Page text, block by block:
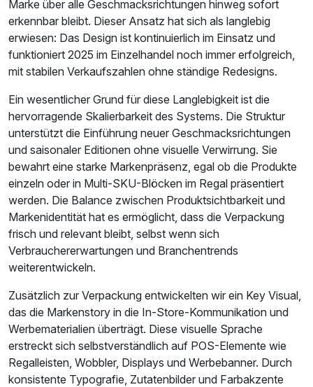
Marke über alle Geschmacksrichtungen hinweg sofort
erkennbar bleibt. Dieser Ansatz hat sich als langlebig
erwiesen: Das Design ist kontinuierlich im Einsatz und
funktioniert 2025 im Einzelhandel noch immer erfolgreich,
mit stabilen Verkaufszahlen ohne ständige Redesigns.
Ein wesentlicher Grund für diese Langlebigkeit ist die
hervorragende Skalierbarkeit des Systems. Die Struktur
unterstützt die Einführung neuer Geschmacksrichtungen
und saisonaler Editionen ohne visuelle Verwirrung. Sie
bewahrt eine starke Markenpräsenz, egal ob die Produkte
einzeln oder in Multi-SKU-Blöcken im Regal präsentiert
werden. Die Balance zwischen Produktsichtbarkeit und
Markenidentität hat es ermöglicht, dass die Verpackung
frisch und relevant bleibt, selbst wenn sich
Verbrauchererwartungen und Branchentrends
weiterentwickeln.
Zusätzlich zur Verpackung entwickelten wir ein Key Visual,
das die Markenstory in die In-Store-Kommunikation und
Werbematerialien überträgt. Diese visuelle Sprache
erstreckt sich selbstverständlich auf POS-Elemente wie
Regalleisten, Wobbler, Displays und Werbebanner. Durch
konsistente Typografie, Zutatenbilder und Farbakzente